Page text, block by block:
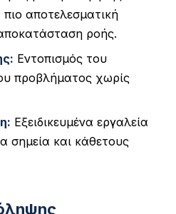
αποτελεσματική
ροής.
Εντοπισμός του
προβλήματος χωρίς
Εξειδικευμένα εργαλεία
σημεία και κάθετους